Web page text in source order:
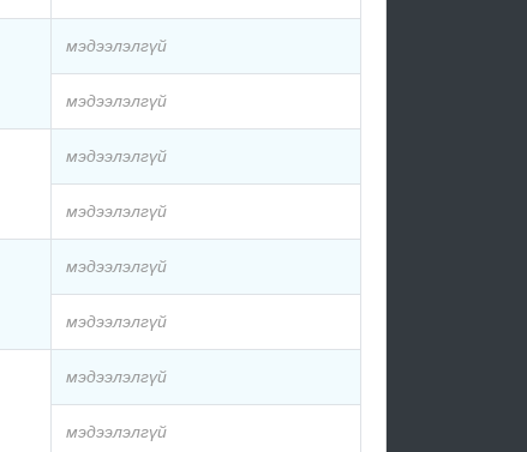
мэдээлэлгүй
мэдээлэлгүй
мэдээлэлгүй
мэдээлэлгүй
мэдээлэлгүй
мэдээлэлгүй
мэдээлэлгүй
мэдээлэлгүй